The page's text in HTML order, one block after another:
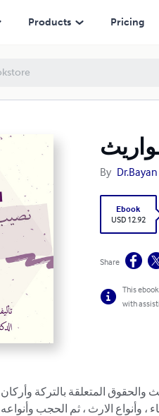
Products Pricing
By
Ebook
USD 12.92
Share
This
with
المتعلقة بالتركة وأركان
وأنواع الارث ، ثم الحجب وأنواعه